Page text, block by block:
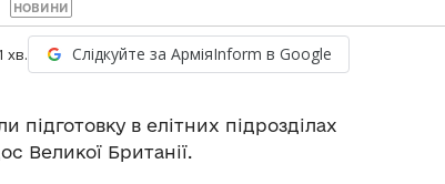
НОВИНИ
хв. Слідкуйте за АрміяInform в Google
підготовку в елітних підрозділах
Великої Британії.